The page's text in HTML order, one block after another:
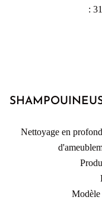
:
Nettoyage en